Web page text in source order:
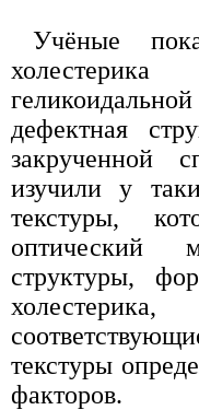
Учёные
дефектная
закрученной
изучили у
текстуры,
оптический
структуры,
текстуры
факторов.